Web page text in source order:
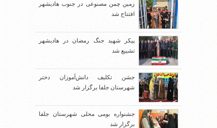
زمین چمن مصنوعی در جنوب هادیشهر
افتتاح شد
پیکر شهید جنگ رمضان در هادیشهر
تشییع شد
جشن تکلیف دانش‌آموزان دختر
شهرستان جلفا برگزار شد
جشنواره بومی محلی شهرستان جلفا
برگزار شد